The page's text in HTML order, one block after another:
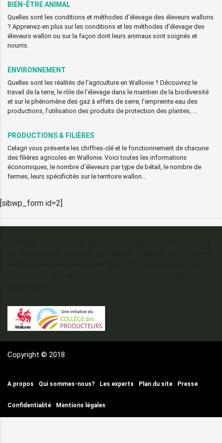
BIEN-ÊTRE ANIMAL
Quelles sont les conditions et méthodes d'élevage des éleveurs wallons
? Apprenez-en plus sur les conditions et les méthodes d'élevage des
éleveurs wallon ou sur la façon dont leurs animaux sont soignés et
nourris.
ENVIRONNEMENT
Quelles sont les réalités de l'agriculture en Wallonie ? Découvrez le
travail de la terre, le rôle de l’élevage dans le maintien de la biodiversité
et sur le phénomène des gaz à effets de serre, l’empreinte eau des
productions, l’utilisation des produits de protection des plantes, …
PRODUCTIONS & FILIÈRES
Celagri vous présente les chiffres-clé et le fonctionnement de chacune
des filières agricoles en Wallonie. Voici toutes les informations
économiques, le nombre d’éleveurs par type de bétail, le nombre de
fermes, leurs spécificités sur le territoire wallon…
[sibwp_form id=2]
Copyright © 2018
A propos Qui sommes-nous? Les experts Plan du site Presse
Confidentialité Mentions légales